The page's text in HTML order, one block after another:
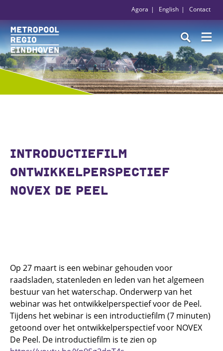
Agora English Contact
INTRODUCTIEFILM
ONTWIKKELPERSPECTIEF
NOVEX DE PEEL
Op 27 maart is een webinar gehouden voor
raadsladen, statenleden en leden van het algemeen
bestuur van het waterschap. Onderwerp van het
webinar was het ontwikkelperspectief voor de Peel.
Tijdens het webinar is een introductiefilm (7 minuten)
getoond over het ontwikkelperspectief voor NOVEX
De Peel. De introductiefilm is te zien op